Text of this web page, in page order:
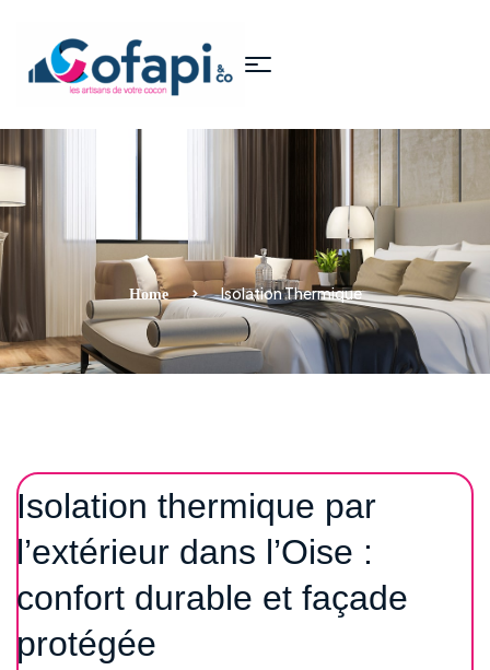
Home Isolation Thermique
Isolation thermique par
l’extérieur dans l’Oise :
confort durable et façade
protégée